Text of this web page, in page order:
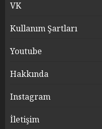
VK
Kullanım Şartları
Youtube
Hakkında
Instagram
İletişim